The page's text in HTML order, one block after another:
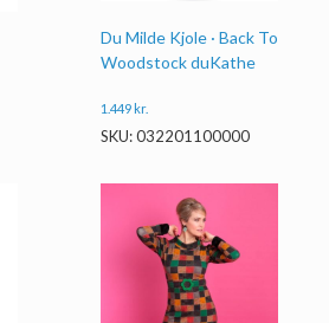
Du Milde Kjole · Back To
Woodstock duKathe
1.449 kr.
SKU: 032201100000